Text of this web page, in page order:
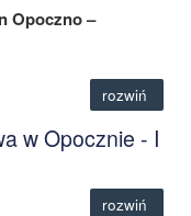
Opoczno –
rozwiń
w Opocznie - I
rozwiń